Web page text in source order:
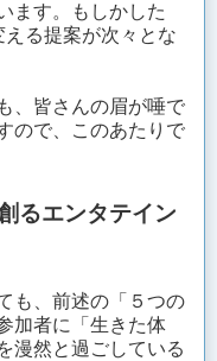
ます。もしかした
る提案が次々とな
、皆さんの眉が唾で
ので、このあたりで
るエンタテイン
も、前述の「５つの
加者に「生きた体
漫然と過ごしている